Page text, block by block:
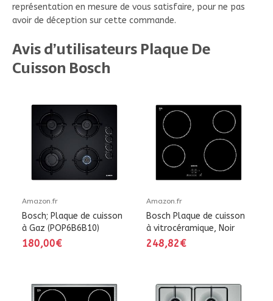
représentation en mesure de vous satisfaire, pour ne pas
avoir de déception sur cette commande.
Avis d’utilisateurs Plaque De
Cuisson Bosch
Amazon.fr
Bosch; Plaque de cuisson
à Gaz (POP6B6B10)
180,00€
Amazon.fr
Bosch Plaque de cuisson
à vitrocéramique, Noir
248,82€